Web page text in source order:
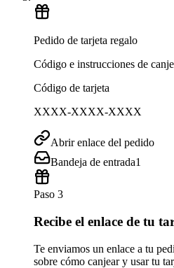
Pedido de tarjeta regalo
Código e instrucciones de canje
Código de tarjeta
XXXX-XXXX-XXXX
Abrir enlace del pedido
Bandeja de entrada1
Paso 3
Recibe el enlace de tu
Te enviamos un enlace a tu
sobre cómo canjear y usar tu